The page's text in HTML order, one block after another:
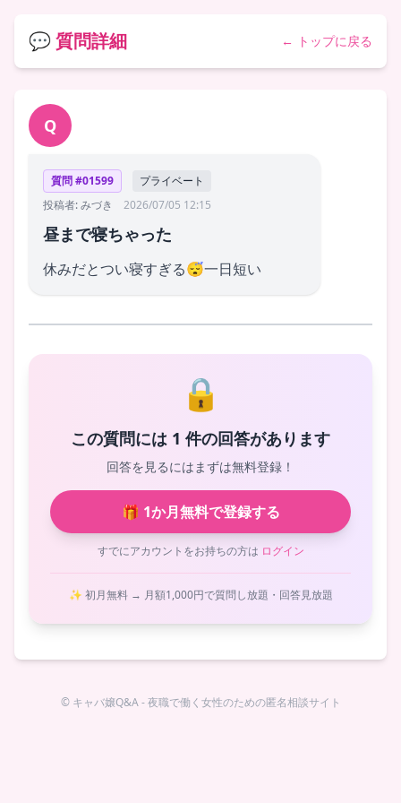
💬 質問詳細 ← トップに戻る
Q
質問 #01599
プライベート
投稿者: みづき
2026/07/05 12:15
昼まで寝ちゃった
休みだとつい寝すぎる😴一日短い
🔒
この質問には 1 件の回答があります
回答を見るにはまずは無料登録！
🎁 1か月無料で登録する
すでにアカウントをお持ちの方は ログイン
✨ 初月無料 → 月額1,000円で質問し放題・回答見放題
© キャバ嬢Q&A - 夜職で働く女性のための匿名相談サイト